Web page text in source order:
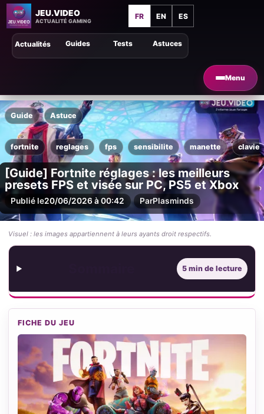
JEU.VIDEO
ACTUALITÉ GAMING
FR EN ES
Menu
Astuces
Guides Tests
Actualités
Guide Astuce
fortnite reglages fps sensibilite manette
[Guide] Fortnite réglages : les meilleurs
presets FPS et visée sur PC, PS5 et Xbox
Publié le20/06/2026 à 00:42 ParPlasminds
Visuel : les images appartiennent à leurs ayants droit respectifs.
5 min de lecture
FICHE DU JEU